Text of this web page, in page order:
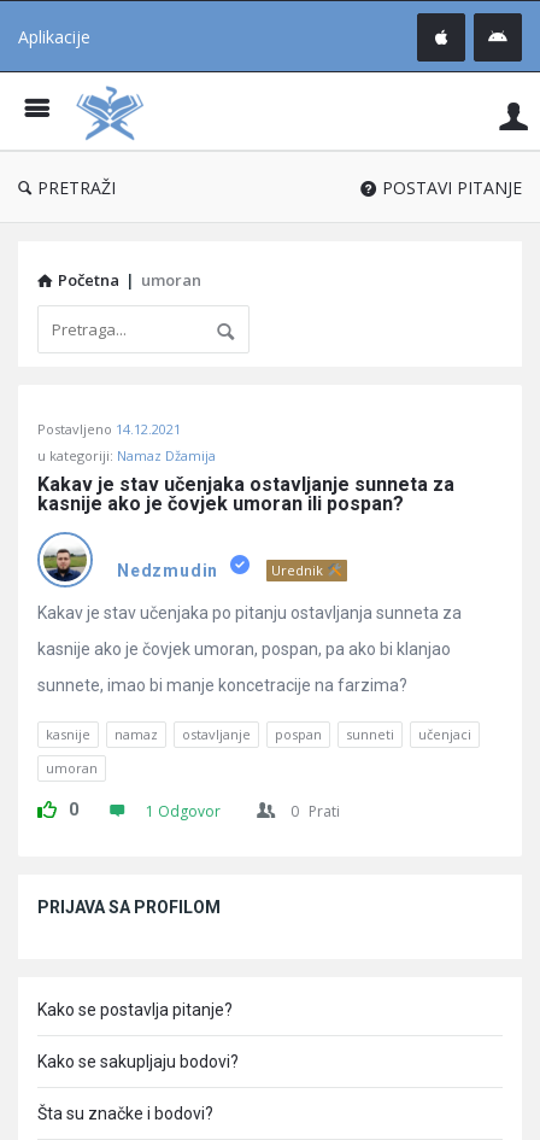
Aplikacije
®
PRETRAŽI POSTAVI PITANJE
Početna | umoran
Učene
Latest
Pitanja
Postavljeno 14.12.2021
u kategoriji: Namaz Džamija
Kakav je stav učenjaka ostavljanje sunneta za
kasnije ako je čovjek umoran ili pospan?
Nedzmudin Urednik
Kakav je stav učenjaka po pitanju ostavljanja sunneta za
kasnije ako je čovjek umoran, pospan, pa ako bi klanjao
sunnete, imao bi manje koncetracije na farzima?
kasnije namaz ostavljanje pospan sunneti
učenjaci
umoran
0 1 Odgovor 0 Prati
PRIJAVA SA PROFILOM
Kako se postavlja pitanje?
Kako se sakupljaju bodovi?
Šta su značke i bodovi?